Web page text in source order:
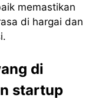
memastikan
di hargai dan
di
startup